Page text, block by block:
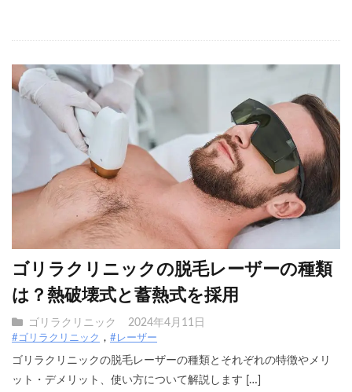
ゴリラクリニックの脱毛レーザーの種類
は？熱破壊式と蓄熱式を採用
ゴリラクリニック 2024年4月11日
#ゴリラクリニック #レーザー
ゴリラクリニックの脱毛レーザーの種類とそれぞれの特徴やメリ
ット・デメリット、使い方について解説します […]